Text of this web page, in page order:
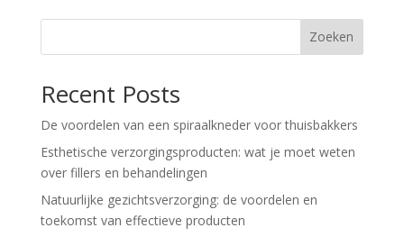
Zoeken
Recent Posts
De voordelen van een spiraalkneder voor thuisbakkers
Esthetische verzorgingsproducten: wat je moet weten
over fillers en behandelingen
Natuurlijke gezichtsverzorging: de voordelen en
toekomst van effectieve producten